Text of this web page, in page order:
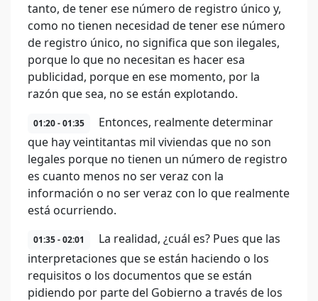
tanto, de tener ese número de registro único y,
como no tienen necesidad de tener ese número
de registro único, no significa que son ilegales,
porque lo que no necesitan es hacer esa
publicidad, porque en ese momento, por la
razón que sea, no se están explotando.
01:20 - 01:35
Entonces, realmente determinar
que hay veintitantas mil viviendas que no son
legales porque no tienen un número de registro
es cuanto menos no ser veraz con la
información o no ser veraz con lo que realmente
está ocurriendo.
01:35 - 02:01
La realidad, ¿cuál es? Pues que las
interpretaciones que se están haciendo o los
requisitos o los documentos que se están
pidiendo por parte del Gobierno a través de los